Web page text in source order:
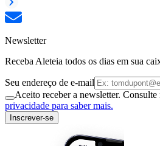
Newsletter
Receba Aleteia todos os dias em sua
Seu endereço de e-mail
Aceito receber a newsletter. Consulte
privacidade para saber mais.
Inscrever-se